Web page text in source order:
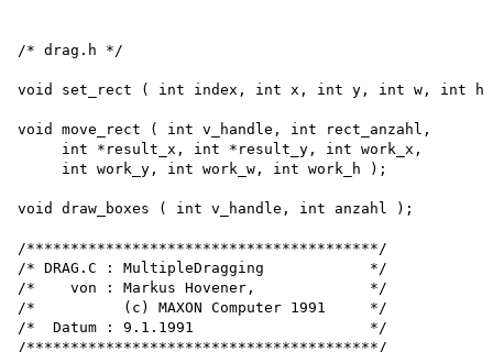
/* drag.h */
void set_rect ( int index, int x, int y, int w, int h
void move_rect ( int v_handle, int rect_anzahl,
     int *result_x, int *result_y, int work_x,
     int work_y, int work_w, int work_h );
void draw_boxes ( int v_handle, int anzahl );
/****************************************/
/* DRAG.C : MultipleDragging            */
/*    von : Markus Hovener,             */
/*          (c) MAXON Computer 1991     */
/*  Datum : 9.1.1991                    */
/****************************************/